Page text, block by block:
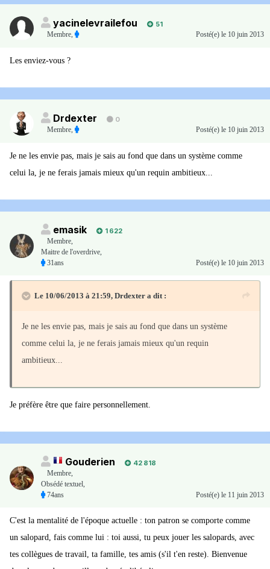
yacinelevrailefou
51
Membre, Posté(e) le 10 juin 2013
Les enviez-vous ?
Drdexter
0
Membre, Posté(e) le 10 juin 2013
Je ne les envie pas, mais je sais au fond que dans un système comme
celui la, je ne ferais jamais mieux qu'un requin ambitieux...
emasik
1 622
Membre,
Maitre de l'overdrive,
31ans
Posté(e) le 10 juin 2013
Le 10/06/2013 à 21:59, Drdexter a dit :
Je ne les envie pas, mais je sais au fond que dans un système
comme celui la, je ne ferais jamais mieux qu'un requin
ambitieux...
Je préfère être que faire personnellement.
Gouderien
42 818
Membre,
Obsédé textuel,
74ans
Posté(e) le 11 juin 2013
C'est la mentalité de l'époque actuelle : ton patron se comporte comme
un salopard, fais comme lui : toi aussi, tu peux jouer les salopards, avec
tes collègues de travail, ta famille, tes amis (s'il t'en reste). Bienvenue